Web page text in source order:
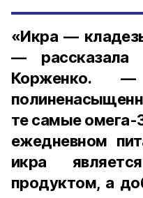
«Икра —
— рассказала
Корженко.
те самые омега-
ежедневном
икра
продуктом, а